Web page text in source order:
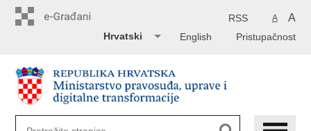
A A
RSS
Pristupačnost
English
Hrvatski